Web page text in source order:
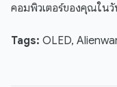
คอมพิวเตอร์ของคุณใน
Tags: OLED,